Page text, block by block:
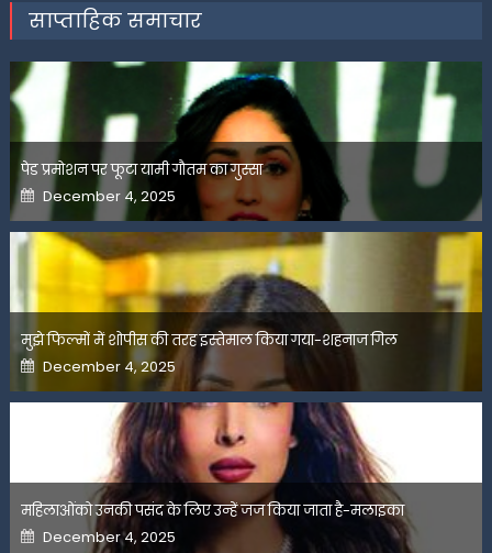
साप्ताहिक समाचार
पेड प्रमोशन पर फूटा यामी गौतम का गुस्सा
Posted
on
December 4, 2025
मुझे फिल्मों में शोपीस की तरह इस्तेमाल किया गया-शहनाज गिल
Posted
on
December 4, 2025
महिलाओंको उनकी पसंद के लिए उन्हें जज किया जाता है-मलाइका
Posted
on
December 4, 2025